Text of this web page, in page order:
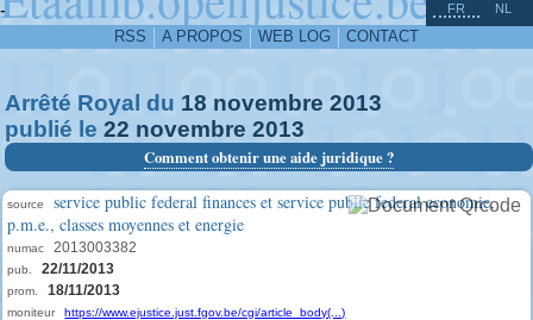
-
RSS A PROPOS WEB LOG CONTACT
FR NL
Arrêté Royal du 18 novembre 2013
publié le 22 novembre 2013
Comment obtenir une aide juridique ?
source
service public federal finances et service public federal economie,
p.m.e., classes moyennes et energie
numac 2013003382
pub. 22/11/2013
prom. 18/11/2013
moniteur https://www.ejustice.just.fgov.be/cgi/article_body(...)
^